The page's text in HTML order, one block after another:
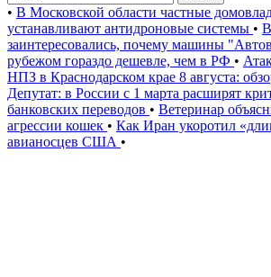
• В Московской области частные
устанавливают антидроновые системы •
заинтересовались, почему машины
рубежом гораздо дешевле, чем в РФ •
НПЗ в Краснодарском крае 8 августа:
Депутат: в России с 1 марта расширят
банковских переводов • Ветеринар
агрессии кошек • Как Иран укоротил
авианосцев США •